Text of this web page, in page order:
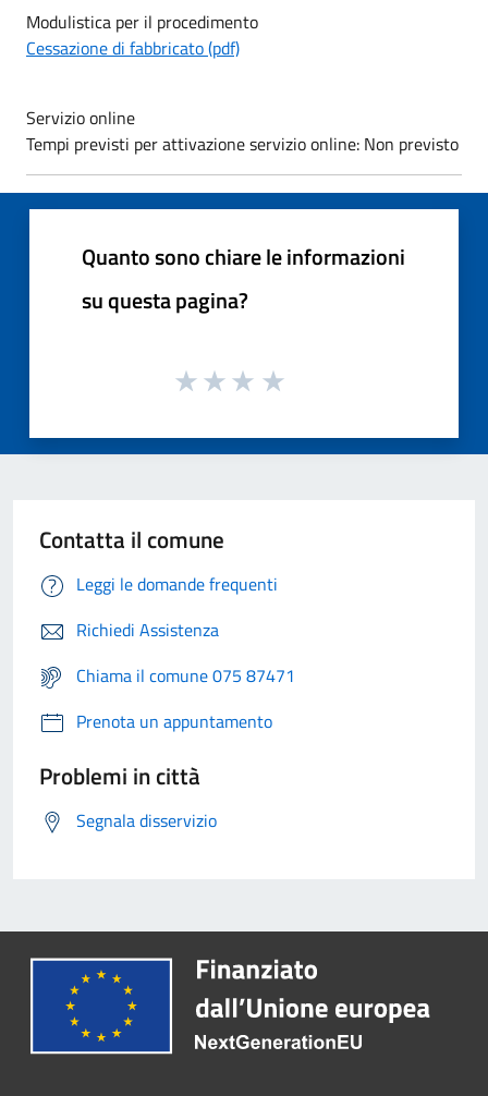
Modulistica per il procedimento
Cessazione di fabbricato (pdf)
Servizio online
Tempi previsti per attivazione servizio online: Non previsto
Quanto sono chiare le informazioni
su questa pagina?
Contatta il comune
Leggi le domande frequenti
Richiedi Assistenza
Chiama il comune 075 87471
Prenota un appuntamento
Problemi in città
Segnala disservizio